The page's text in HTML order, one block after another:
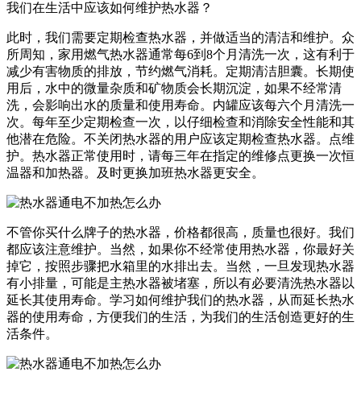
我们在生活中应该如何维护热水器？
此时，我们需要定期检查热水器，并做适当的清洁和维护。众
所周知，家用燃气热水器通常每6到8个月清洗一次，这有利于
减少有害物质的排放，节约燃气消耗。定期清洁胆囊。长期使
用后，水中的微量杂质和矿物质会长期沉淀，如果不经常清
洗，会影响出水的质量和使用寿命。内罐应该每六个月清洗一
次。每年至少定期检查一次，以仔细检查和消除安全性能和其
他潜在危险。不关闭热水器的用户应该定期检查热水器。点维
护。热水器正常使用时，请每三年在指定的维修点更换一次恒
温器和加热器。及时更换加班热水器更安全。
不管你买什么牌子的热水器，价格都很高，质量也很好。我们
都应该注意维护。当然，如果你不经常使用热水器，你最好关
掉它，按照步骤把水箱里的水排出去。当然，一旦发现热水器
有小排量，可能是主热水器被堵塞，所以有必要清洗热水器以
延长其使用寿命。学习如何维护我们的热水器，从而延长热水
器的使用寿命，方便我们的生活，为我们的生活创造更好的生
活条件。